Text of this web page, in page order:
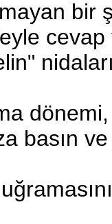
bir
basın